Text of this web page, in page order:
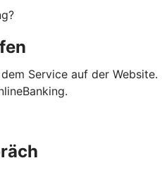
Service auf der Website.